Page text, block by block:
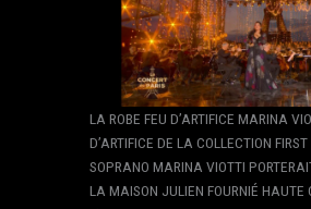
LA ROBE FEU D’ARTIFICE MARINA
D’ARTIFICE DE LA COLLECTION
SOPRANO MARINA VIOTTI
LA MAISON JULIEN FOURNIÉ HAUTE